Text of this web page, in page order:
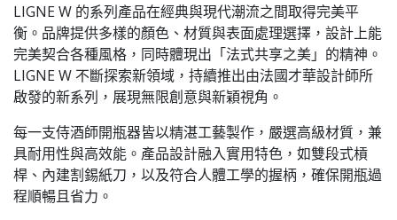
LIGNE W 的系列產品在經典與現代潮流之間取得完美平
衡。品牌提供多樣的顏色、材質與表面處理選擇，設計上能
完美契合各種風格，同時體現出「法式共享之美」的精神。
LIGNE W 不斷探索新領域，持續推出由法國才華設計師所
啟發的新系列，展現無限創意與新穎視角。
每一支侍酒師開瓶器皆以精湛工藝製作，嚴選高級材質，兼
具耐用性與高效能。產品設計融入實用特色，如雙段式槓
桿、內建割錫紙刀，以及符合人體工學的握柄，確保開瓶過
程順暢且省力。